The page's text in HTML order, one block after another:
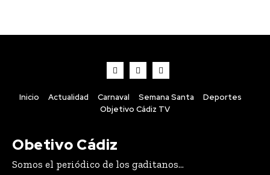
Inicio Actualidad Carnaval Semana Santa
Deportes
Objetivo Cádiz TV
Obetivo Cádiz
Somos el periódico de los gaditanos...